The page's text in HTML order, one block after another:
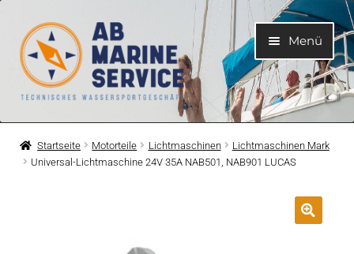
Zur
Navigation
springen
Zum
Inhalt
springen
Menü
Home
Motoren
Startseite Motorteile Lichtmaschinen
Lichtmaschinen Mark
Universal-Lichtmaschine 24V 35A NAB501, NAB901 LUCAS